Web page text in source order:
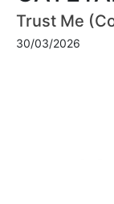
Trust Me
30/03/2026